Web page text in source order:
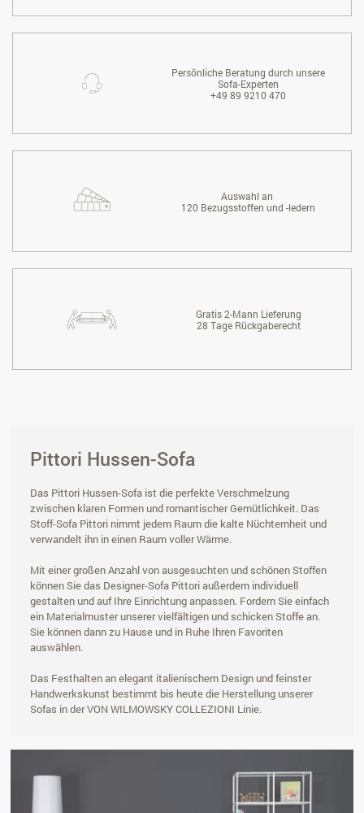
Persönliche Beratung durch unsere
Sofa-Experten
+49 89 9210 470
Auswahl an
120 Bezugsstoffen und -ledern
Gratis 2-Mann Lieferung
28 Tage Rückgaberecht
Pittori Hussen-Sofa
Das Pittori Hussen-Sofa ist die perfekte Verschmelzung
zwischen klaren Formen und romantischer Gemütlichkeit. Das
Stoff-Sofa Pittori nimmt jedem Raum die kalte Nüchternheit und
verwandelt ihn in einen Raum voller Wärme.
Mit einer großen Anzahl von ausgesuchten und schönen Stoffen
können Sie das Designer-Sofa Pittori außerdem individuell
gestalten und auf Ihre Einrichtung anpassen. Fordern Sie einfach
ein Materialmuster unserer vielfältigen und schicken Stoffe an.
Sie können dann zu Hause und in Ruhe Ihren Favoriten
auswählen.
Das Festhalten an elegant italienischem Design und feinster
Handwerkskunst bestimmt bis heute die Herstellung unserer
Sofas in der VON WILMOWSKY COLLEZIONI Linie.